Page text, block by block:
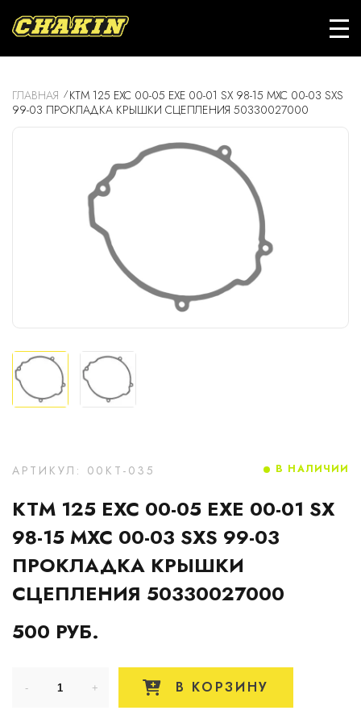
ГЛАВНАЯ
KTM 125 EXC 00-05 EXE 00-01 SX 98-15 MXC 00-03 SXS
99-03 ПРОКЛАДКА КРЫШКИ СЦЕПЛЕНИЯ 50330027000
АРТИКУЛ: 00KT-035
KTM 125 EXC 00-05 EXE 00-01 SX
98-15 MXC 00-03 SXS 99-03
ПРОКЛАДКА КРЫШКИ
СЦЕПЛЕНИЯ 50330027000
500 РУБ.
В НАЛИЧИИ
В КОРЗИНУ